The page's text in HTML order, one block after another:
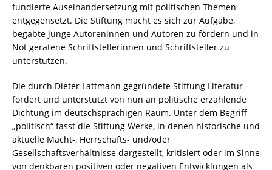
fundierte Auseinandersetzung mit politischen Themen
entgegensetzt. Die Stiftung macht es sich zur Aufgabe,
begabte junge Autoreninnen und Autoren zu fördern und in
Not geratene Schriftstellerinnen und Schriftsteller zu
unterstützen.
Die durch Dieter Lattmann gegründete Stiftung Literatur
fördert und unterstützt von nun an politische erzählende
Dichtung im deutschsprachigen Raum. Unter dem Begriff
„politisch“ fasst die Stiftung Werke, in denen historische und
aktuelle Macht-, Herrschafts- und/oder
Gesellschaftsverhältnisse dargestellt, kritisiert oder im Sinne
von denkbaren positiven oder negativen Entwicklungen als